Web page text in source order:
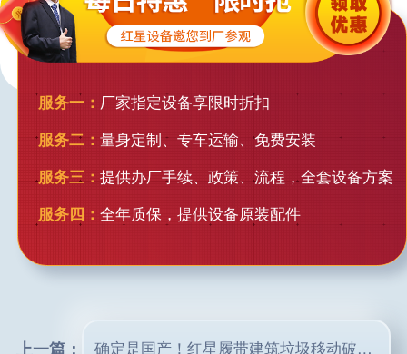
服务一： 厂家指定设备享限时折扣
服务二： 量身定制、专车运输、免费安装
服务三： 提供办厂手续、政策、流程，全套设备方案
服务四： 全年质保，提供设备原装配件
上一篇： 确定是国产！红星履带建筑垃圾移动破碎机，无线遥控，到场即可生产